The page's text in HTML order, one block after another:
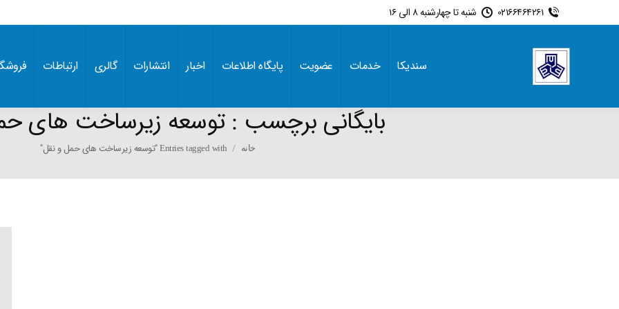
02166464261 شنبه تا چهارشنبه 8 الی 16
سندیکا خدمات عضویت پایگاه اطلاعات اخبار انتشارات گالری ارتباطات
بایگانی برچسب :توسعه زیرساخت های
You are here:
خانه Entries tagged with "توسعه زیرساخت های حمل و نقل"